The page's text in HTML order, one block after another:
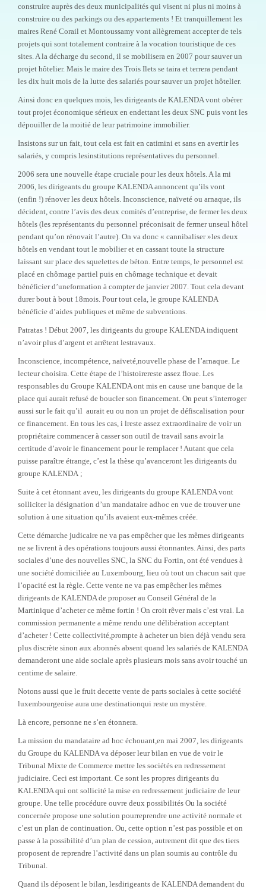
construire auprès des deux municipalités qui visent ni plus ni moins à
construire ou des parkings ou des appartements ! Et tranquillement les
maires René Corail et Montoussamy vont allègrement accepter de tels
projets qui sont totalement contraire à la vocation touristique de ces
sites. A la décharge du second, il se mobilisera en 2007 pour sauver un
projet hôtelier. Mais le maire des Trois Ilets se taira et terrera pendant
les dix huit mois de la lutte des salariés pour sauver un projet hôtelier.
Ainsi donc en quelques mois, les dirigeants de KALENDA vont obérer
tout projet économique sérieux en endettant les deux SNC puis vont les
dépouiller de la moitié de leur patrimoine immobilier.
Insistons sur un fait, tout cela est fait en catimini et sans en avertir les
salariés, y compris lesinstitutions représentatives du personnel.
2006 sera une nouvelle étape cruciale pour les deux hôtels. A la mi
2006, les dirigeants du groupe KALENDA annoncent qu’ils vont
(enfin !) rénover les deux hôtels. Inconscience, naïveté ou arnaque, ils
décident, contre l’avis des deux comités d’entreprise, de fermer les deux
hôtels (les représentants du personnel préconisait de fermer unseul hôtel
pendant qu’on rénovait l’autre). On va donc « cannibaliser »les deux
hôtels en vendant tout le mobilier et en cassant toute la structure
laissant sur place des squelettes de béton. Entre temps, le personnel est
placé en chômage partiel puis en chômage technique et devait
bénéficier d’uneformation à compter de janvier 2007. Tout cela devant
durer bout à bout 18mois. Pour tout cela, le groupe KALENDA
bénéficie d’aides publiques et même de subventions.
Patratas ! Début 2007, les dirigeants du groupe KALENDA indiquent
n’avoir plus d’argent et arrêtent lestravaux.
Inconscience, incompétence, naïveté,nouvelle phase de l’arnaque. Le
lecteur choisira. Cette étape de l’histoirereste assez floue. Les
responsables du Groupe KALENDA ont mis en cause une banque de la
place qui aurait refusé de boucler son financement. On peut s’interroger
aussi sur le fait qu’il aurait eu ou non un projet de défiscalisation pour
ce financement. En tous les cas, i lreste assez extraordinaire de voir un
propriétaire commencer à casser son outil de travail sans avoir la
certitude d’avoir le financement pour le remplacer ! Autant que cela
puisse paraître étrange, c’est la thèse qu’avanceront les dirigeants du
groupe KALENDA ;
Suite à cet étonnant aveu, les dirigeants du groupe KALENDA vont
solliciter la désignation d’un mandataire adhoc en vue de trouver une
solution à une situation qu’ils avaient eux-mêmes créée.
Cette démarche judicaire ne va pas empêcher que les mêmes dirigeants
ne se livrent à des opérations toujours aussi étonnantes. Ainsi, des parts
sociales d’une des nouvelles SNC, la SNC du Fortin, ont été vendues à
une société domiciliée au Luxembourg, lieu où tout un chacun sait que
l’opacité est la règle. Cette vente ne va pas empêcher les mêmes
dirigeants de KALENDA de proposer au Conseil Général de la
Martinique d’acheter ce même fortin ! On croit rêver mais c’est vrai. La
commission permanente a même rendu une délibération acceptant
d’acheter ! Cette collectivité,prompte à acheter un bien déjà vendu sera
plus discrète sinon aux abonnés absent quand les salariés de KALENDA
demanderont une aide sociale après plusieurs mois sans avoir touché un
centime de salaire.
Notons aussi que le fruit decette vente de parts sociales à cette société
luxembourgeoise aura une destinationqui reste un mystère.
Là encore, personne ne s’en étonnera.
La mission du mandataire ad hoc échouant,en mai 2007, les dirigeants
du Groupe du KALENDA va déposer leur bilan en vue de voir le
Tribunal Mixte de Commerce mettre les sociétés en redressement
judiciaire. Ceci est important. Ce sont les propres dirigeants du
KALENDA qui ont sollicité la mise en redressement judiciaire de leur
groupe. Une telle procédure ouvre deux possibilités Ou la société
concernée propose une solution pourreprendre une activité normale et
c’est un plan de continuation. Ou, cette option n’est pas possible et on
passe à la possibilité d’un plan de cession, autrement dit que des tiers
proposent de reprendre l’activité dans un plan soumis au contrôle du
Tribunal.
Quand ils déposent le bilan, lesdirigeants de KALENDA demandent du